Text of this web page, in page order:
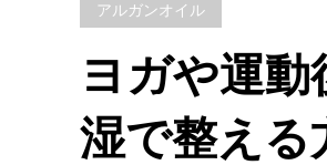
アルガンオイル
ヨガや運
湿で整える